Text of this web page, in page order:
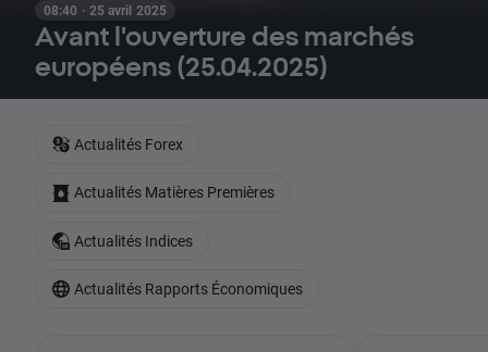
08:40 · 25 avril 2025
Avant l'ouverture des marchés
européens (25.04.2025)
Actualités Forex
Actualités Matières Premières
Actualités Indices
Actualités Rapports Économiques